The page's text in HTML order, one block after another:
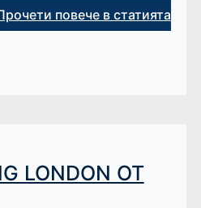
повече в статията
LONDON ОТ